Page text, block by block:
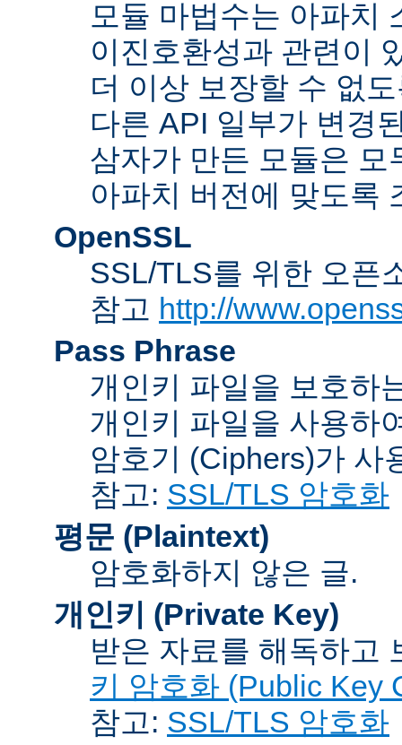
모듈 마법수는 아파치
이진호환성과 관련이
더 이상 보장할 수 없
다른 API 일부가 변경
삼자가 만든 모듈은
아파치 버전에 맞도록
OpenSSL
SSL/TLS를 위한 오픈
참고 http://
Pass Phrase
개인키 파일을 보호하
개인키 파일을 사용하
암호기 (Ciphers)가 사
참고: SSL/TLS 암호화
평문 (Plaintext)
암호화하지 않은 글.
개인키 (Private Key)
받은 자료를 해독하고
키 암호화 (Public Key
참고: SSL/TLS 암호화